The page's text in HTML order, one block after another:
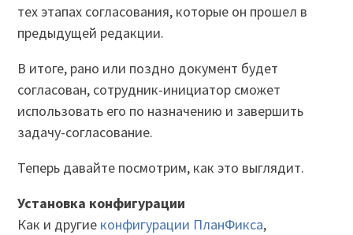
тех этапах согласования, которые он прошел в
предыдущей редакции.
В итоге, рано или поздно документ будет
согласован, сотрудник-инициатор сможет
использовать его по назначению и завершить
задачу-согласование.
Теперь давайте посмотрим, как это выглядит.
Установка конфигурации
Как и другие конфигурации ПланФикса,